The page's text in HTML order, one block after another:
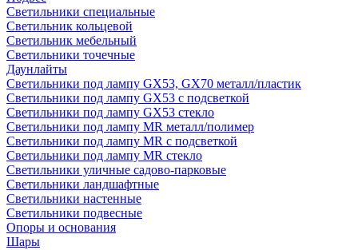
Светильники специальные
Светильник кольцевой
Светильник мебельный
Светильники точечные
Даунлайты
Светильники под лампу GX53, GX70 металл/пластик
Светильники под лампу GX53 с подсветкой
Светильники под лампу GX53 стекло
Светильники под лампу MR металл/полимер
Светильники под лампу MR с подсветкой
Светильники под лампу MR стекло
Светильники уличные садово-парковые
Светильники ландшафтные
Светильники настенные
Светильники подвесные
Опоры и основания
Шары